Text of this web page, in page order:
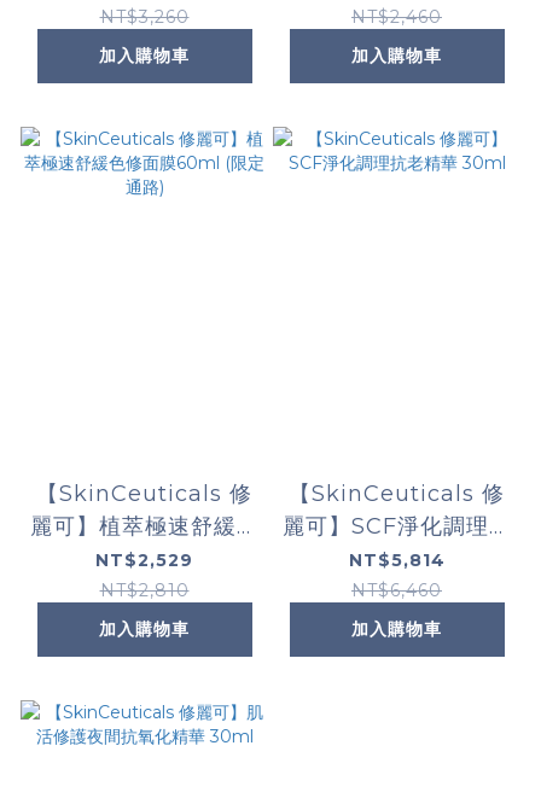
路)15ml
NT$3,260
加入購物車
NT$2,460
加入購物車
【SkinCeuticals 修
麗可】植萃極速舒緩色
修面膜60ml (限定通
路)
NT$2,529
NT$2,810
加入購物車
【SkinCeuticals 修
麗可】SCF淨化調理抗
老精華 30ml
NT$5,814
NT$6,460
加入購物車